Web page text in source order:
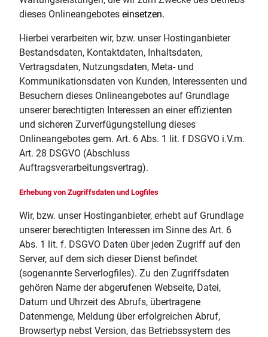
dieses Onlineangebotes einsetzen.
Hierbei verarbeiten wir, bzw. unser Hostinganbieter
Bestandsdaten, Kontaktdaten, Inhaltsdaten,
Vertragsdaten, Nutzungsdaten, Meta- und
Kommunikationsdaten von Kunden, Interessenten und
Besuchern dieses Onlineangebotes auf Grundlage
unserer berechtigten Interessen an einer effizienten
und sicheren Zurverfügungstellung dieses
Onlineangebotes gem. Art. 6 Abs. 1 lit. f DSGVO i.V.m.
Art. 28 DSGVO (Abschluss
Auftragsverarbeitungsvertrag).
Erhebung von Zugriffsdaten und Logfiles
Wir, bzw. unser Hostinganbieter, erhebt auf Grundlage
unserer berechtigten Interessen im Sinne des Art. 6
Abs. 1 lit. f. DSGVO Daten über jeden Zugriff auf den
Server, auf dem sich dieser Dienst befindet
(sogenannte Serverlogfiles). Zu den Zugriffsdaten
gehören Name der abgerufenen Webseite, Datei,
Datum und Uhrzeit des Abrufs, übertragene
Datenmenge, Meldung über erfolgreichen Abruf,
Browsertyp nebst Version, das Betriebssystem des